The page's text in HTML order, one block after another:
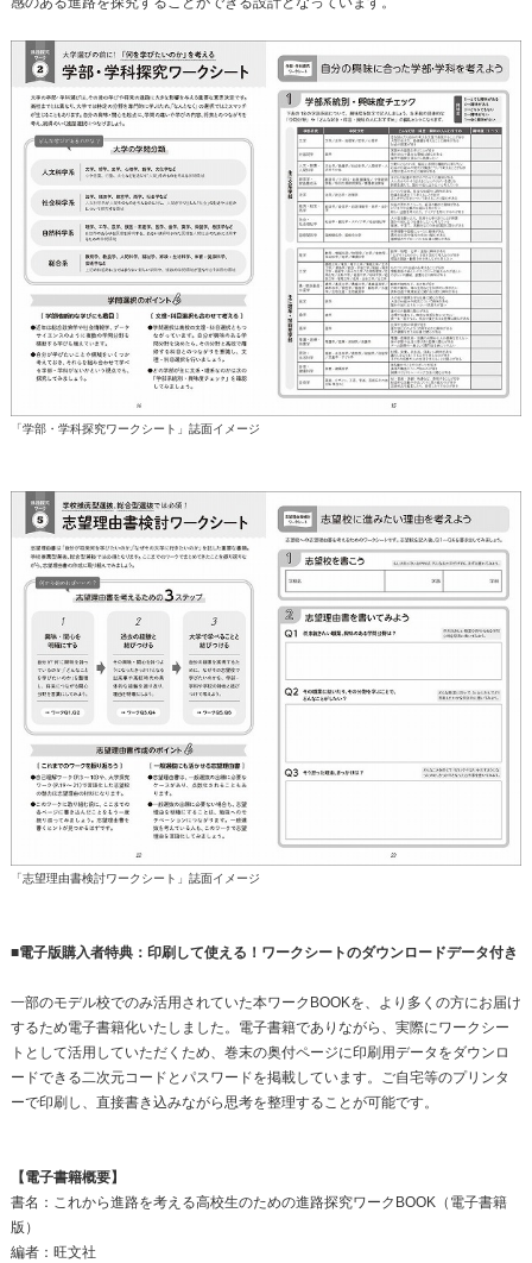
「学部・学科探究ワークシート」誌面イメージ
「志望理由書検討ワークシート」誌面イメージ
■電子版購入者特典：印刷して使える！ワークシートのダウンロードデータ付き
一部のモデル校でのみ活用されていた本ワークBOOKを、より多くの方にお届け
するため電子書籍化いたしました。電子書籍でありながら、実際にワークシー
トとして活用していただくため、巻末の奥付ページに印刷用データをダウンロ
ードできる二次元コードとパスワードを掲載しています。ご自宅等のプリンタ
ーで印刷し、直接書き込みながら思考を整理することが可能です。
【電子書籍概要】
書名：これから進路を考える高校生のための進路探究ワークBOOK（電子書籍
版）
編者：旺文社